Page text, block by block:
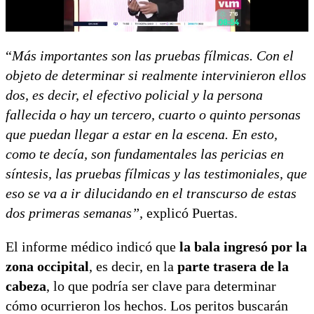
“Más importantes son las pruebas fílmicas. Con el
objeto de determinar si realmente intervinieron ellos
dos, es decir, el efectivo policial y la persona
fallecida o hay un tercero, cuarto o quinto personas
que puedan llegar a estar en la escena. En esto,
como te decía, son fundamentales las pericias en
síntesis, las pruebas fílmicas y las testimoniales, que
eso se va a ir dilucidando en el transcurso de estas
dos primeras semanas”, explicó Puertas.
El informe médico indicó que la bala ingresó por la
zona occipital, es decir, en la parte trasera de la
cabeza, lo que podría ser clave para determinar
cómo ocurrieron los hechos. Los peritos buscarán